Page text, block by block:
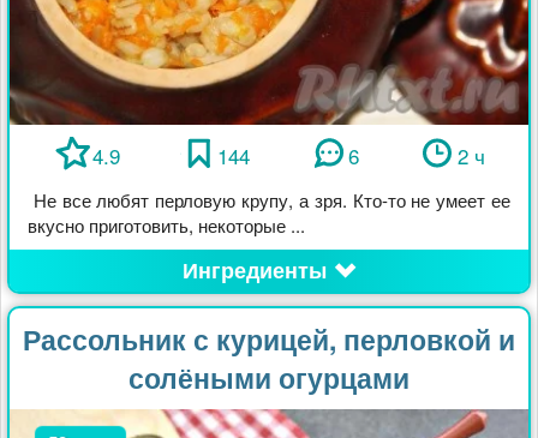
4.9 144 6 2 ч
Не все любят перловую крупу, а зря. Кто-то не умеет ее
вкусно приготовить, некоторые ...
Ингредиенты
Рассольник с курицей, перловкой и
солёными огурцами